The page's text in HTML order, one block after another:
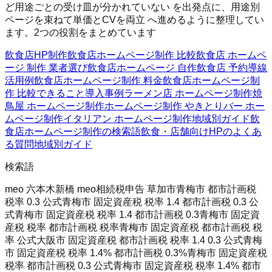
ど用途ごとの受け皿が分かれていない を出発点に、用途別
ページを束ねて単価とCVを両立 へ進めるように整理してい
ます。2つの役割をまとめています
飲食店HP制作飲食店ホームページ制作 比較飲食店 ホームペ
ージ 制作 業者選び飲食店ホームページ 自作飲食店 予約導線
活用例飲食店ホームページ制作 料金飲食店ホームページ制
作 比較できること導入事例 ラーメン店 ホームページ制作焼
鳥屋 ホームページ制作ホームページ制作 やきとり バー ホー
ムページ制作イタリアン ホームページ制作地域別ガイド飲
食店ホームページ制作の検索語飲食・店舗向けHPのよくあ
る質問地域別ガイド
検索語
meo 六本木新橋 meo相続税申告 草加市青梅市 都市計画税
税率 0.3 公式青梅市 固定資産税 税率 1.4 都市計画税 0.3 公
式青梅市 固定資産税 税率 1.4 都市計画税 0.3青梅市 固定資
産税 税率 都市計画税 税率青梅市 固定資産税 都市計画税 税
率 公式大阪市 固定資産税 都市計画税 税率 1.4 0.3 公式青梅
市 固定資産税 税率 1.4% 都市計画税 0.3%青梅市 固定資産税
税率 都市計画税 0.3 公式青梅市 固定資産税 税率 1.4% 都市